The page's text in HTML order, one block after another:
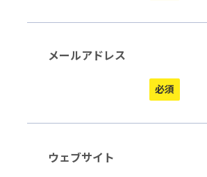
メールアドレス
ウェブサイト